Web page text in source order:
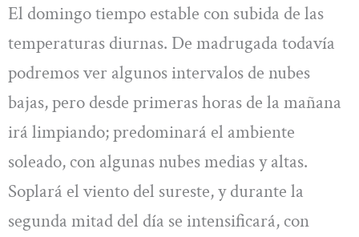
El domingo tiempo estable con subida de las
temperaturas diurnas. De madrugada todavía
podremos ver algunos intervalos de nubes
bajas, pero desde primeras horas de la mañana
irá limpiando; predominará el ambiente
soleado, con algunas nubes medias y altas.
Soplará el viento del sureste, y durante la
segunda mitad del día se intensificará, con